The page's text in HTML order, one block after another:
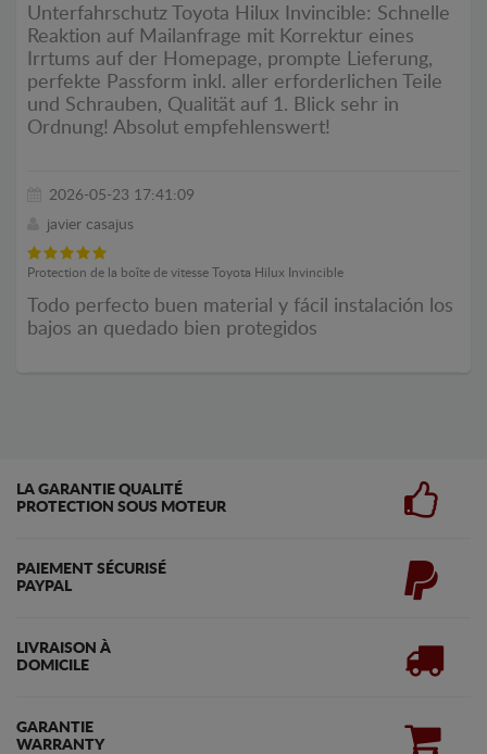
Unterfahrschutz Toyota Hilux Invincible: Schnelle
Reaktion auf Mailanfrage mit Korrektur eines
Irrtums auf der Homepage, prompte Lieferung,
perfekte Passform inkl. aller erforderlichen Teile
und Schrauben, Qualität auf 1. Blick sehr in
Ordnung! Absolut empfehlenswert!
2026-05-23 17:41:09
javier casajus
Protection de la boîte de vitesse Toyota Hilux Invincible
Todo perfecto buen material y fácil instalación los
bajos an quedado bien protegidos
LA GARANTIE QUALITÉ
PROTECTION SOUS MOTEUR
PAIEMENT SÉCURISÉ
PAYPAL
LIVRAISON À
DOMICILE
GARANTIE
WARRANTY